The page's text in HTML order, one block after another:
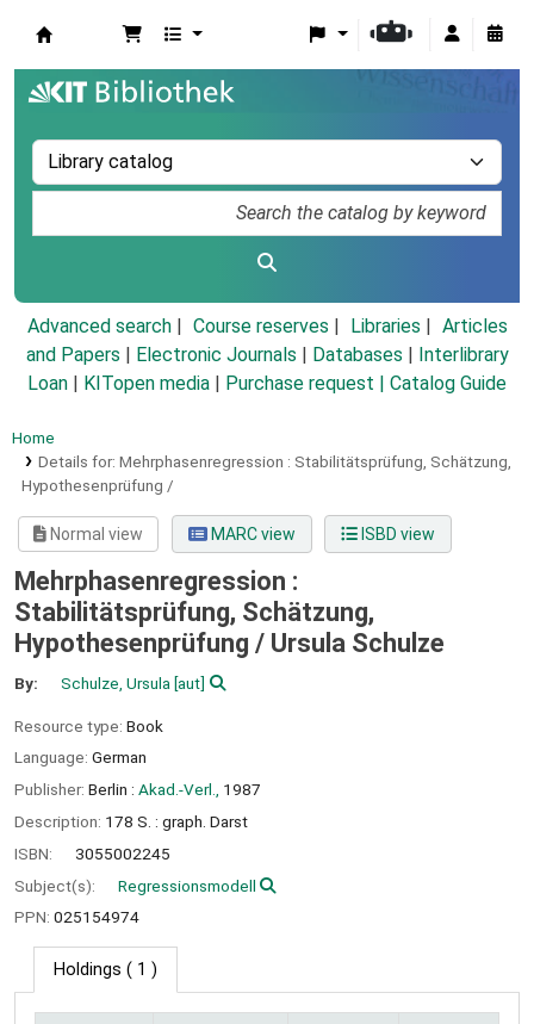
Advanced search Course reserves Libraries
Articles
and Papers
Electronic Journals Databases
Interlibrary
Loan
KITopen media Purchase request | Catalog Guide
Home
Details for: Mehrphasenregression : Stabilitätsprüfung, Schätzung,
Hypothesenprüfung /
Normal view MARC view ISBD view
Mehrphasenregression :
Stabilitätsprüfung, Schätzung,
Hypothesenprüfung / Ursula Schulze
By: Schulze, Ursula [aut]
Resource type: Book
Language: German
Publisher: Berlin : Akad.-Verl.,
1987
Description: 178 S. : graph. Darst
ISBN:
3055002245
Subject(s):
Regressionsmodell
PPN: 025154974
Holdings ( 1 )